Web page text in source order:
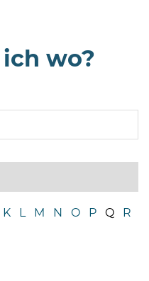
wo?
K L M N O P Q
R